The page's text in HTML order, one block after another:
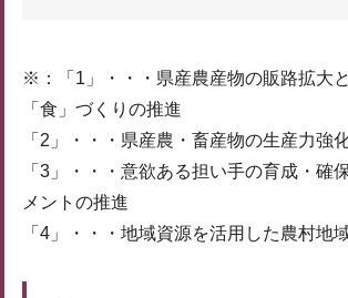
※：「1」・・・県産農産物の販路拡大
「食」づくりの推進
「2」・・・県産農・畜産物の生産力強
「3」・・・意欲ある担い手の育成・確
メントの推進
「4」・・・地域資源を活用した農村地